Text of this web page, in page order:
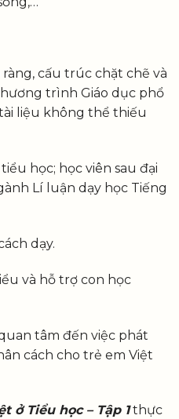
cấu trúc chặt chẽ và
trình Giáo dục phổ
liệu không thể thiếu
học; học viên sau đại
Lí luận dạy học Tiếng
dạy.
và hỗ trợ con học
tâm đến việc phát
cách cho trẻ em Việt
ở Tiểu học – Tập 1thực